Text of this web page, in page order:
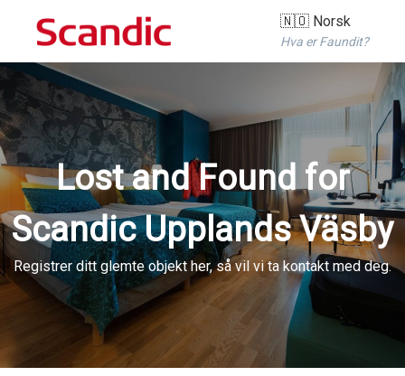
🇳🇴 Norsk
Hva er Faundit?
Lost and Found for
Scandic Upplands Väsby
Registrer ditt glemte objekt her, så vil vi ta kontakt med deg.